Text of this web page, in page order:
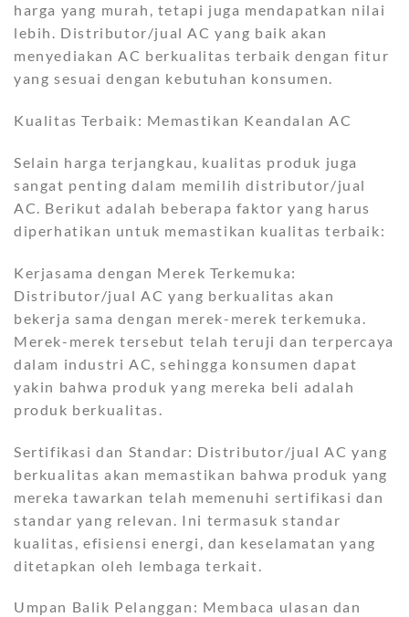
harga yang murah, tetapi juga mendapatkan nilai
lebih. Distributor/jual AC yang baik akan
menyediakan AC berkualitas terbaik dengan fitur
yang sesuai dengan kebutuhan konsumen.
Kualitas Terbaik: Memastikan Keandalan AC
Selain harga terjangkau, kualitas produk juga
sangat penting dalam memilih distributor/jual
AC. Berikut adalah beberapa faktor yang harus
diperhatikan untuk memastikan kualitas terbaik:
Kerjasama dengan Merek Terkemuka:
Distributor/jual AC yang berkualitas akan
bekerja sama dengan merek-merek terkemuka.
Merek-merek tersebut telah teruji dan terpercaya
dalam industri AC, sehingga konsumen dapat
yakin bahwa produk yang mereka beli adalah
produk berkualitas.
Sertifikasi dan Standar: Distributor/jual AC yang
berkualitas akan memastikan bahwa produk yang
mereka tawarkan telah memenuhi sertifikasi dan
standar yang relevan. Ini termasuk standar
kualitas, efisiensi energi, dan keselamatan yang
ditetapkan oleh lembaga terkait.
Umpan Balik Pelanggan: Membaca ulasan dan